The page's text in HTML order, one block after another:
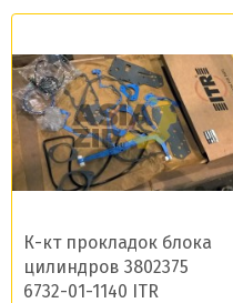
К-кт прокладок блока
цилиндров 3802375
6732-01-1140 ITR